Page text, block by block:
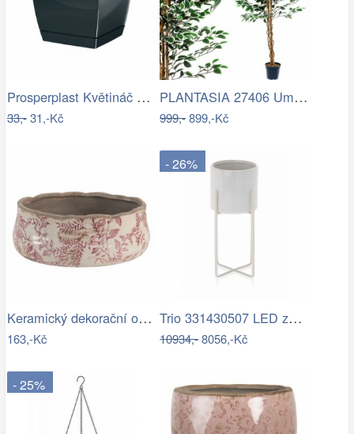
Prosperplast Květináč Coubi Square s…
33,-31,-Kč
PLANTASIA 27406 Umělý strom rostlina -…
999,-899,-Kč
Keramický dekorační obal na květináč s…
163,-Kč
- 26%
Trio 331430507 LED závěsné stropní…
10934,-8056,-Kč
- 25%